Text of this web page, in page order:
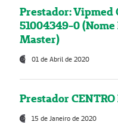
Prestador: Vipmed
51004349-0
Master)
01 de Abril de 2020
Prestador CENTRO
15 de Janeiro de 2020